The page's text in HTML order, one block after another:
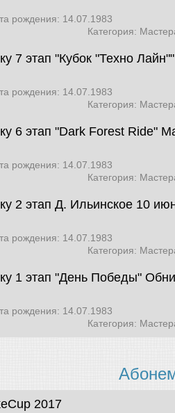
рождения: 14.07.1983
Категория:
7 этап "Кубок "Техно
рождения: 14.07.1983
Категория:
6 этап "Dark Forest Ride"
рождения: 14.07.1983
Категория:
2 этап Д. Ильинское 10
рождения: 14.07.1983
Категория:
1 этап "День Победы"
рождения: 14.07.1983
Категория:
2017